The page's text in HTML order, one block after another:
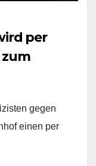
per
gegen
einen per